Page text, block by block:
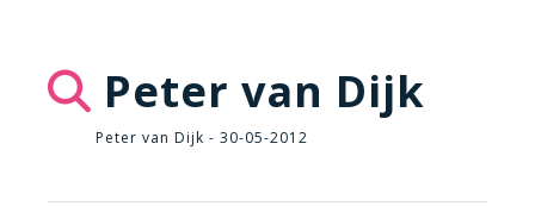
Peter van Dijk
Peter van Dijk - 30-05-2012